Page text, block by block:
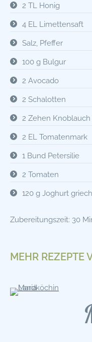
2 TL Honig
4 EL Limettensaft
Salz, Pfeffer
100 g Bulgur
2 Avocado
2 Schalotten
2 Zehen Knoblauch
2 EL Tomatenmark
1 Bund Petersilie
2 Tomaten
120 g Joghurt
Zubereitungszeit: 30
MEHR REZEPTE